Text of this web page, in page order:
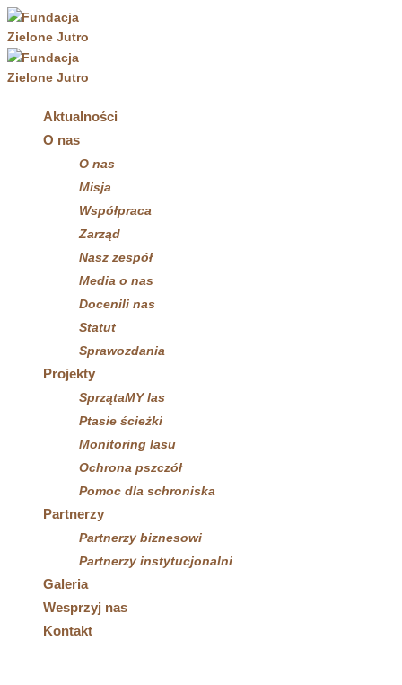
Aktualności
O nas
O nas
Misja
Współpraca
Zarząd
Nasz zespół
Media o nas
Docenili nas
Statut
Sprawozdania
Projekty
SprzątaMY las
Ptasie ścieżki
Monitoring lasu
Ochrona pszczół
Pomoc dla schroniska
Partnerzy
Partnerzy biznesowi
Partnerzy instytucjonalni
Galeria
Wesprzyj nas
Kontakt